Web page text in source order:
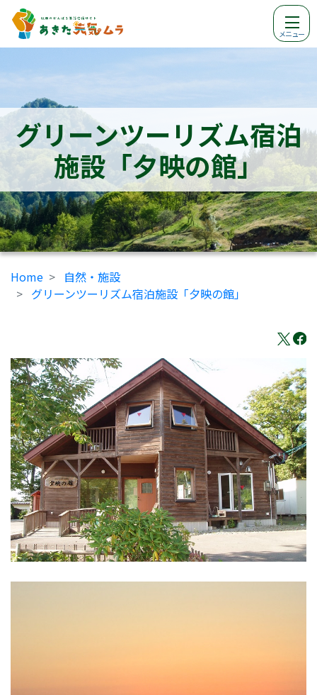
メニュー
グリーンツーリズム宿泊
施設「夕映の館」
Home
自然・施設
グリーンツーリズム宿泊施設「夕映の館」